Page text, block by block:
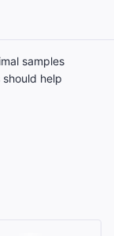
samples
help